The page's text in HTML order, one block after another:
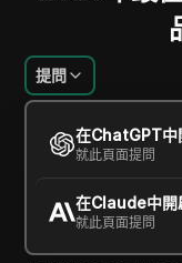
提問
在ChatGPT中
就此頁面提問
在Claude中開
就此頁面提問
米哈伊爾·科
2025年10月
Copy Link